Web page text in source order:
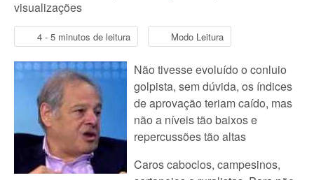
visualizações
4 - 5 minutos de leitura Modo Leitura
Não tivesse evoluído o conluio
golpista, sem dúvida, os índices
de aprovação teriam caído, mas
não a níveis tão baixos e
repercussões tão altas
Caros caboclos, campesinos,